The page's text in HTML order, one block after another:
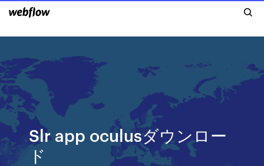
Slr app oculusダウンロー
ド